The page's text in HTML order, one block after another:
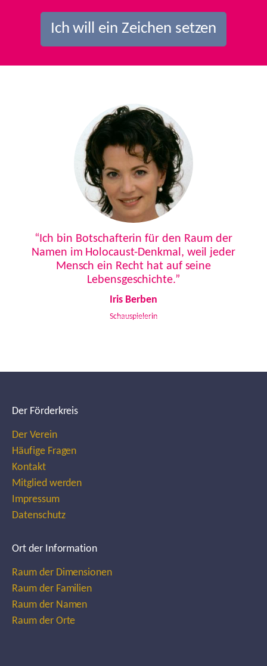
Ich will ein Zeichen setzen
“Ich bin Botschafterin für den Raum der
Namen im Holocaust-Denkmal, weil jeder
Mensch ein Recht hat auf seine
Lebensgeschichte.”
Iris Berben
Schauspielerin
Der Förderkreis
Der Verein
Häufige Fragen
Kontakt
Mitglied werden
Impressum
Datenschutz
Ort der Information
Raum der Dimensionen
Raum der Familien
Raum der Namen
Raum der Orte